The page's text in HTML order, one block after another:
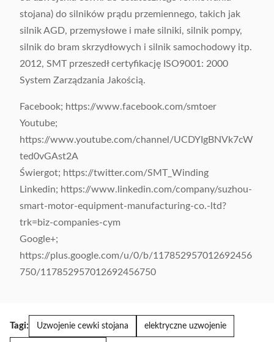
stojana) do silników prądu przemiennego, takich jak
silnik AGD, przemysłowe i małe silniki, silnik pompy,
silnik do bram skrzydłowych i silnik samochodowy itp.
2012, SMT przeszedł certyfikację ISO9001: 2000
System Zarządzania Jakością.
Facebook; https://www.facebook.com/smtoer
Youtube;
https://www.youtube.com/channel/UCDYIgBNVk7cW
ted0vGAst2A
Świergot; https://twitter.com/SMT_Winding
Linkedin; https://www.linkedin.com/company/suzhou-
smart-motor-equipment-manufacturing-co.-ltd?
trk=biz-companies-cym
Google+;
https://plus.google.com/u/0/b/117852957012692456
750/117852957012692456750
Tagi: Uzwojenie cewki stojana elektryczne uzwojenie